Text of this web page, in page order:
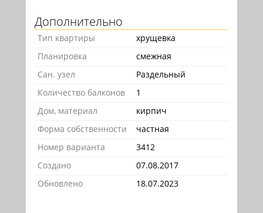
Дополнительно
Тип квартиры
хрущевка
Планировка
смежная
Сан. узел
Раздельный
Количество балконов
1
Дом, материал
кирпич
Форма собственности
частная
Номер варианта
3412
Создано
07.08.2017
Обновлено
18.07.2023